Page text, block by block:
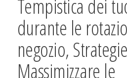
Tempistica dei
durante le
negozio,
Massimizzare le